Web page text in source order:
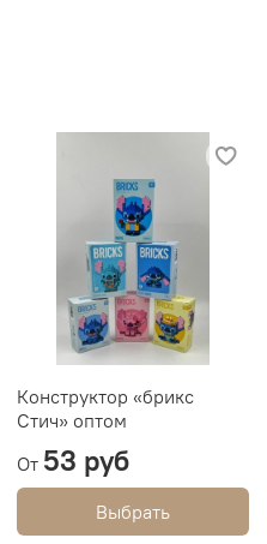
Конструктор «брикс
Стич» оптом
От 53 руб
Выбрать